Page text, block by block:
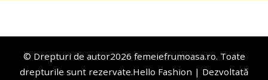
© Drepturi de autor2026 femeiefrumoasa.ro. Toate
drepturile sunt rezervate.Hello Fashion | Dezvoltată